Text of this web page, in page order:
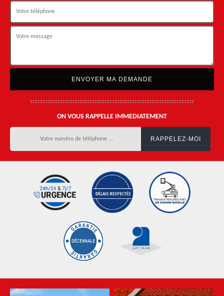
ON VOUS RAPPELLE IMMEDIATEMENT